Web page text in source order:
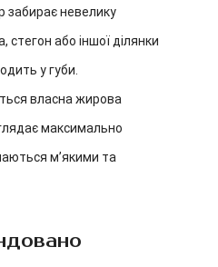
забирає невелику
стегон або іншої ділянки
у губи.
власна жирова
максимально
м’якими та